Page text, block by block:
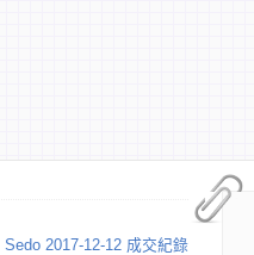
Sedo 2017-12-12 成交紀錄